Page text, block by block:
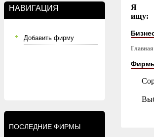
НАВИГАЦИЯ
Добавить фирму
ПОСЛЕДНИЕ ФИРМЫ
Я
ищу: